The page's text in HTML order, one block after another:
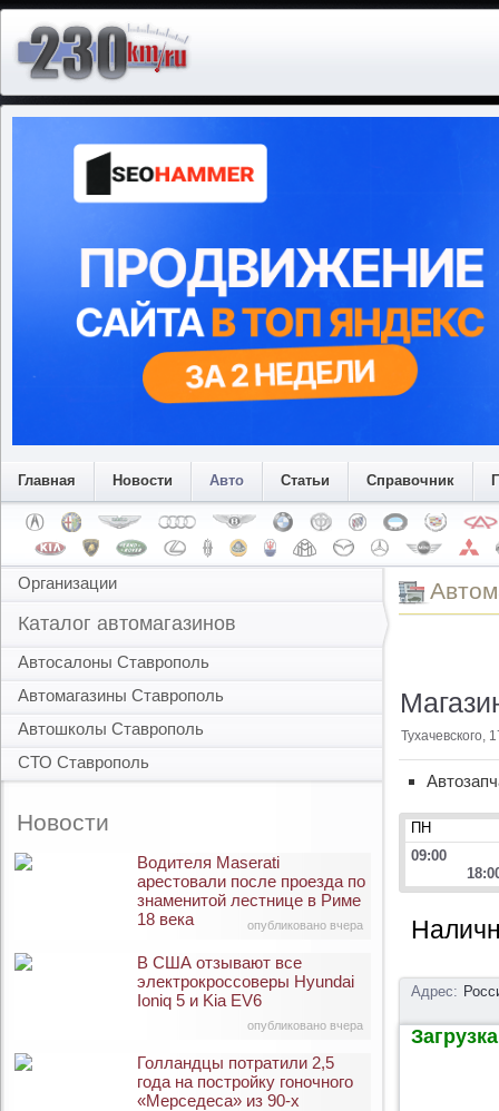
Главная Новости Авто Статьи Справочник
Организации
Каталог автомагазинов
Автосалоны Ставрополь
Автомагазины Ставрополь
Автошколы Ставрополь
СТО Ставрополь
Новости
опубликовано вчера
Водителя Maserati
арестовали после проезда по
знаменитой лестнице в Риме
18 века
опубликовано вчера
В США отзывают все
электрокроссоверы Hyundai
Ioniq 5 и Kia EV6
Голландцы потратили 2,5
года на постройку гоночного
«Мерседеса» из 90-х
Тухачевского,
ПН
09:00
Адрес: